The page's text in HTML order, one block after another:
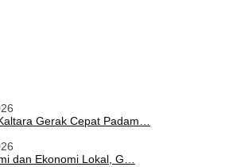
Gerak Cepat Padam…
dan Ekonomi Lokal, G…